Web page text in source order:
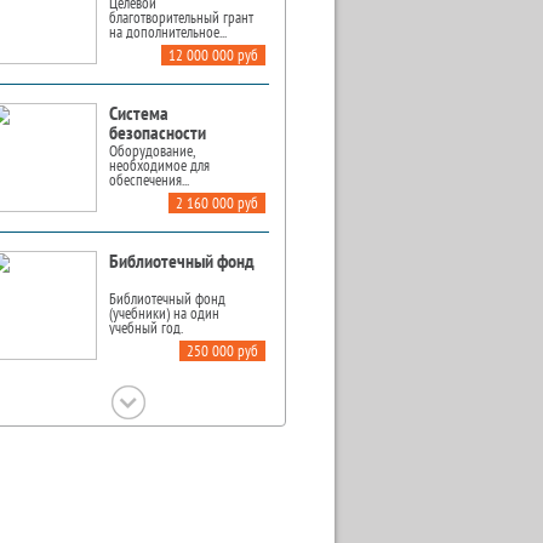
благотворительный грант
на дополнительное...
12 000 000 руб
Система
безопасности
Оборудование,
необходимое для
обеспечения...
2 160 000 руб
Библиотечный фонд
Библиотечный фонд
(учебники) на один
учебный год.
250 000 руб
Школьные
мероприятия